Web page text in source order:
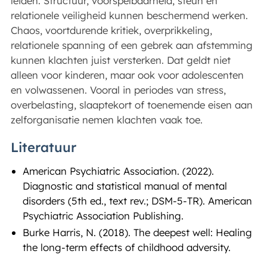
relationele veiligheid kunnen beschermend werken.
Chaos, voortdurende kritiek, overprikkeling,
relationele spanning of een gebrek aan afstemming
kunnen klachten juist versterken. Dat geldt niet
alleen voor kinderen, maar ook voor adolescenten
en volwassenen. Vooral in periodes van stress,
overbelasting, slaaptekort of toenemende eisen aan
zelforganisatie nemen klachten vaak toe.
Literatuur
American Psychiatric Association. (2022).
Diagnostic and statistical manual of mental
disorders (5th ed., text rev.; DSM-5-TR). American
Psychiatric Association Publishing.
Burke Harris, N. (2018). The deepest well: Healing
the long-term effects of childhood adversity.